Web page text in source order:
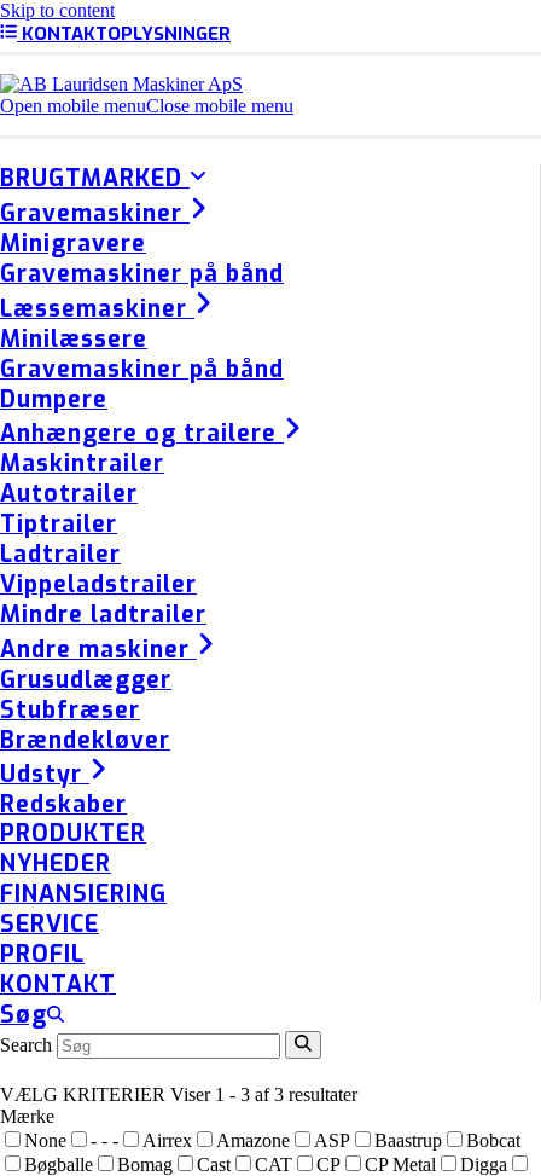
Skip to content
KONTAKTOPLYSNINGER
Open mobile menuClose mobile menu
BRUGTMARKED
Gravemaskiner
Minigravere
Gravemaskiner på bånd
Læssemaskiner
Minilæssere
Gravemaskiner på bånd
Dumpere
Anhængere og trailere
Maskintrailer
Autotrailer
Tiptrailer
Ladtrailer
Vippeladstrailer
Mindre ladtrailer
Andre maskiner
Grusudlægger
Stubfræser
Brændekløver
Udstyr
Redskaber
PRODUKTER
NYHEDER
FINANSIERING
SERVICE
PROFIL
KONTAKT
Søg
Search
VÆLG KRITERIER Viser 1 - 3 af 3 resultater
Mærke
None
- - - Airrex Amazone ASP Baastrup
Bobcat
Bøgballe
Bomag Cast CAT CP CP Metal
Digga